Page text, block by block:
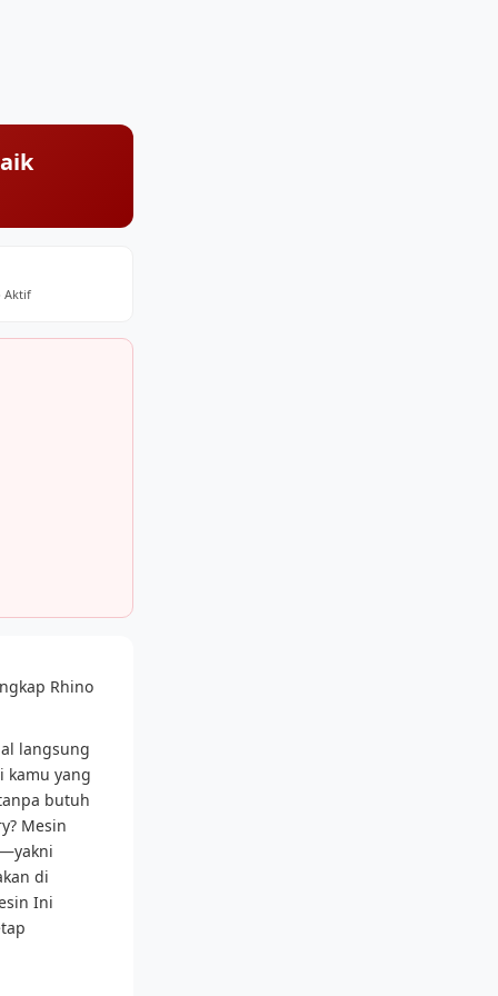
Aktif
Rhino
langsung
yang
butuh
Mesin
di
Ini